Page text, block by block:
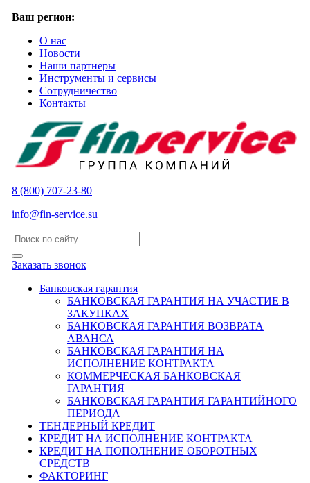
Ваш регион:
О нас
Новости
Наши партнеры
Инструменты и сервисы
Сотрудничество
Контакты
8 (800) 707-23-80
info@fin-service.su
Заказать звонок
Банковская гарантия
БАНКОВСКАЯ ГАРАНТИЯ НА УЧАСТИЕ В
ЗАКУПКАХ
БАНКОВСКАЯ ГАРАНТИЯ ВОЗВРАТА
АВАНСА
БАНКОВСКАЯ ГАРАНТИЯ НА
ИСПОЛНЕНИЕ КОНТРАКТА
КОММЕРЧЕСКАЯ БАНКОВСКАЯ
ГАРАНТИЯ
БАНКОВСКАЯ ГАРАНТИЯ ГАРАНТИЙНОГО
ПЕРИОДА
ТЕНДЕРНЫЙ КРЕДИТ
КРЕДИТ НА ИСПОЛНЕНИЕ КОНТРАКТА
КРЕДИТ НА ПОПОЛНЕНИЕ ОБОРОТНЫХ
СРЕДСТВ
ФАКТОРИНГ